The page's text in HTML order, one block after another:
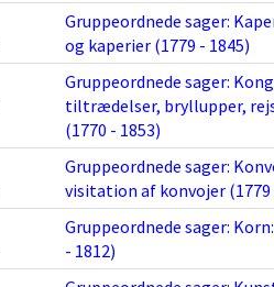
Gruppeordnede sager:
og kaperier (1779 - 1845)
Gruppeordnede sager:
tiltrædelser, bryllupper,
(1770 - 1853)
Gruppeordnede sager:
visitation af konvojer (1779
Gruppeordnede sager:
- 1812)